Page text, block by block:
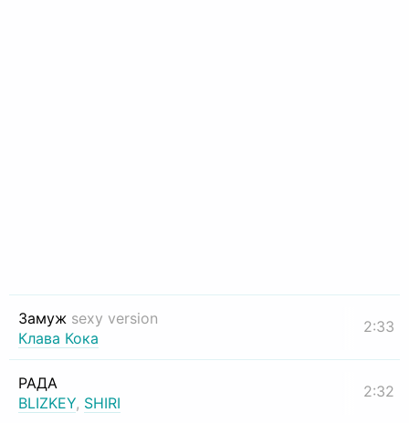
Замуж sexy version
Клава Кока
2:33
РАДА
BLIZKEY, SHIRI
2:32